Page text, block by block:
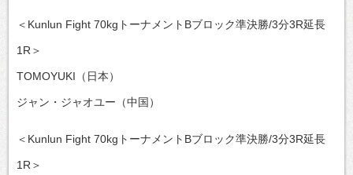
＜Kunlun Fight 70kgトーナメントBブロック準決勝/3分3R延長
1R＞
TOMOYUKI（日本）
ジャン・ジャオユー（中国）
＜Kunlun Fight 70kgトーナメントBブロック準決勝/3分3R延長
1R＞